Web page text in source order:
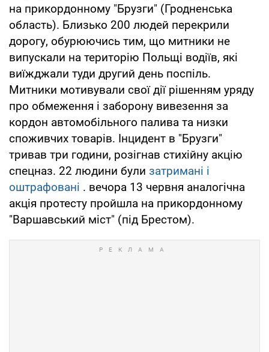
на прикордонному "Брузги" (Гродненська
область). Близько 200 людей перекрили
дорогу, обурюючись тим, що митники не
випускали на територію Польщі водіїв, які
виїжджали туди другий день поспіль.
Митники мотивували свої дії рішенням уряду
про обмеження і заборону вивезення за
кордон автомобільного палива та низки
споживчих товарів. Інцидент в "Брузги"
тривав три години, розігнав стихійну акцію
спецназ. 22 людини були затримані і
оштрафовані . вечора 13 червня аналогічна
акція протесту пройшла на прикордонному
"Варшавський міст" (під Брестом).